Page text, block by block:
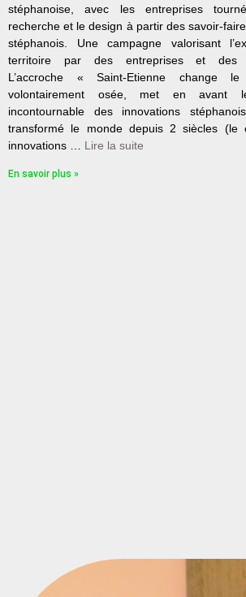
stéphanoise, avec les entreprises
recherche et le design à partir des savoir-
stéphanois. Une campagne valorisant
territoire par des entreprises et des
L’accroche « Saint-Etienne change
volontairement osée, met en avant
incontournable des innovations
transformé le monde depuis 2 siècles (le
innovations … Lire la suite
En savoir plus »